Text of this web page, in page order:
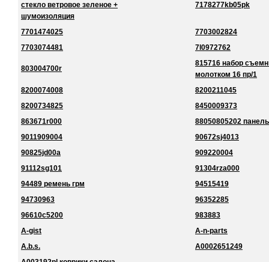
стекло ветровое зеленое +
шумоизоляция
7178277kb05pk
7701474025
7703002824
7703074481
7l0972762
803004700r
815716 набор
молотком 16 пр/1
8200074008
8200211045
8200734825
8450009373
863671r000
88050805202
9011909004
90672sj4013
90825jd00a
909220004
91112sg101
91304rza000
94489 ремень грм
94515419
94730963
96352285
96610c5200
983883
A-gist
A-n-parts
A.b.s.
A0002651249